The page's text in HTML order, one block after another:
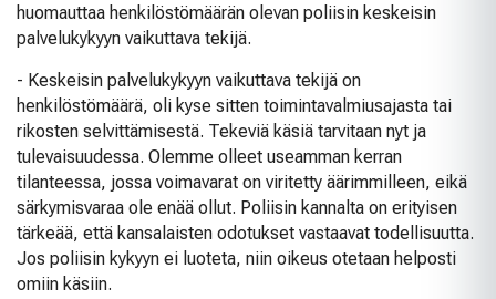
huomauttaa henkilöstömäärän olevan poliisin keskeisin
palvelukykyyn vaikuttava tekijä.
- Keskeisin palvelukykyyn vaikuttava tekijä on
henkilöstömäärä, oli kyse sitten toimintavalmiusajasta tai
rikosten selvittämisestä. Tekeviä käsiä tarvitaan nyt ja
tulevaisuudessa. Olemme olleet useamman kerran
tilanteessa, jossa voimavarat on viritetty äärimmilleen, eikä
särkymisvaraa ole enää ollut. Poliisin kannalta on erityisen
tärkeää, että kansalaisten odotukset vastaavat todellisuutta.
Jos poliisin kykyyn ei luoteta, niin oikeus otetaan helposti
omiin käsiin.